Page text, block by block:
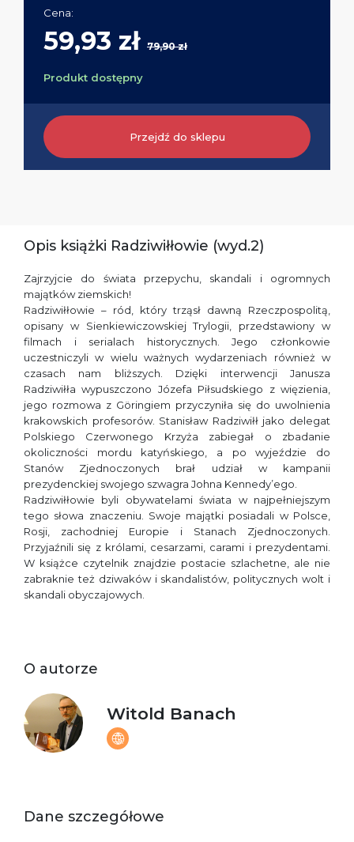
Cena:
59,93 zł 79,90 zł
Produkt dostępny
Przejdź do sklepu
Opis książki Radziwiłłowie (wyd.2)
Zajrzyjcie do świata przepychu, skandali i ogromnych
majątków ziemskich!
Radziwiłłowie – ród, który trząsł dawną Rzeczpospolitą,
opisany w Sienkiewiczowskiej Trylogii, przedstawiony w
filmach i serialach historycznych. Jego członkowie
uczestniczyli w wielu ważnych wydarzeniach również w
czasach nam bliższych. Dzięki interwencji Janusza
Radziwiłła wypuszczono Józefa Piłsudskiego z więzienia,
jego rozmowa z Göringiem przyczyniła się do uwolnienia
krakowskich profesorów. Stanisław Radziwiłł jako delegat
Polskiego Czerwonego Krzyża zabiegał o zbadanie
okoliczności mordu katyńskiego, a po wyjeździe do
Stanów Zjednoczonych brał udział w kampanii
prezydenckiej swojego szwagra Johna Kennedy’ego.
Radziwiłłowie byli obywatelami świata w najpełniejszym
tego słowa znaczeniu. Swoje majątki posiadali w Polsce,
Rosji, zachodniej Europie i Stanach Zjednoczonych.
Przyjaźnili się z królami, cesarzami, carami i prezydentami.
W książce czytelnik znajdzie postacie szlachetne, ale nie
zabraknie też dziwaków i skandalistów, politycznych wolt i
skandali obyczajowych.
O autorze
Witold Banach
Dane szczegółowe